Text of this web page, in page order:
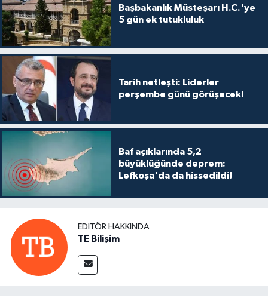
Başbakanlık Müsteşarı H.C.'ye
5 gün ek tutukluluk
Tarih netleşti: Liderler
perşembe günü görüşecek!
Baf açıklarında 5,2
büyüklüğünde deprem:
Lefkoşa'da da hissedildi!
EDITÖR HAKKINDA
TE Bilişim